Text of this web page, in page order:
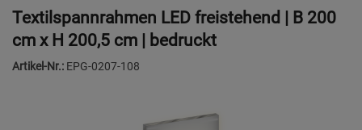
Textilspannrahmen LED freistehend | B 200
cm x H 200,5 cm | bedruckt
Artikel-Nr.: EPG-0207-108